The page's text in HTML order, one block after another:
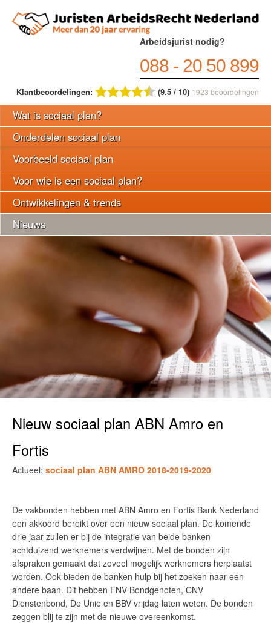
Arbeidsjurist nodig?
088 - 20 50 899
Klantbeoordelingen: (9.5 / 10) 1923 beoordelingen
Wat is sociaal plan?
Onderdelen sociaal plan
Voorbeeld sociaal plan
Voor wie is een sociaal plan?
Ontwikkelingen & trends
Nieuws
Nieuw sociaal plan ABN Amro en
Fortis
Actueel: sociaal plan ABN AMRO 2018-2019-2020
De vakbonden hebben met ABN Amro en Fortis Bank Nederland
een akkoord bereikt over een nieuw sociaal plan. De komende
drie jaar zullen er bij de integratie van beide banken
achtduizend werknemers verdwijnen. Met de bonden zijn
afspraken gemaakt dat zoveel mogelijk werknemers herplaatst
worden. Ook bieden de banken hulp bij het zoeken naar een
andere baan. Dit hebben FNV Bondgenoten, CNV
Dienstenbond, De Unie en BBV vrijdag laten weten. De bonden
zeggen blij te zijn met de nieuwe overeenkomst.